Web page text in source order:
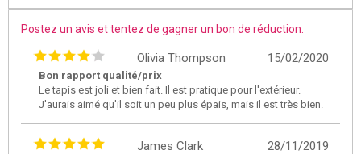
Postez un avis et tentez de gagner un bon de réduction.
15/02/2020
Olivia Thompson
Bon rapport qualité/prix
Le tapis est joli et bien fait. Il est pratique pour l'extérieur.
J'aurais aimé qu'il soit un peu plus épais, mais il est très bien.
28/11/2019
James Clark